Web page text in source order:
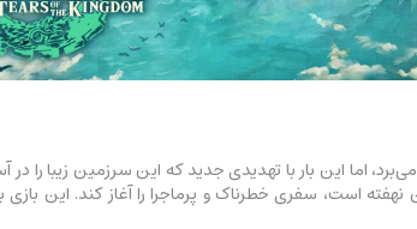
می‌برد، اما این بار با تهدیدی جدید که این سرزمین زیبا را
است، سفری خطرناک و پرماجرا را آغاز کند. این بازی